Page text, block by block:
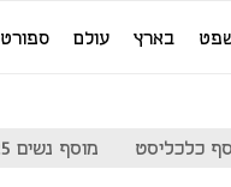
בארץ עולם ספורט
כלכליסט מוסף נשים 2025